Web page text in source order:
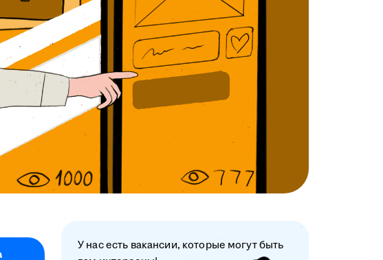
У нас есть вакансии, которые могут быть